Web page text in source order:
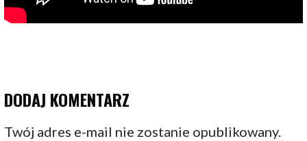
DODAJ KOMENTARZ
Twój adres e-mail nie zostanie opublikowany.